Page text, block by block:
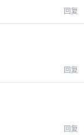
回复
回复
回复